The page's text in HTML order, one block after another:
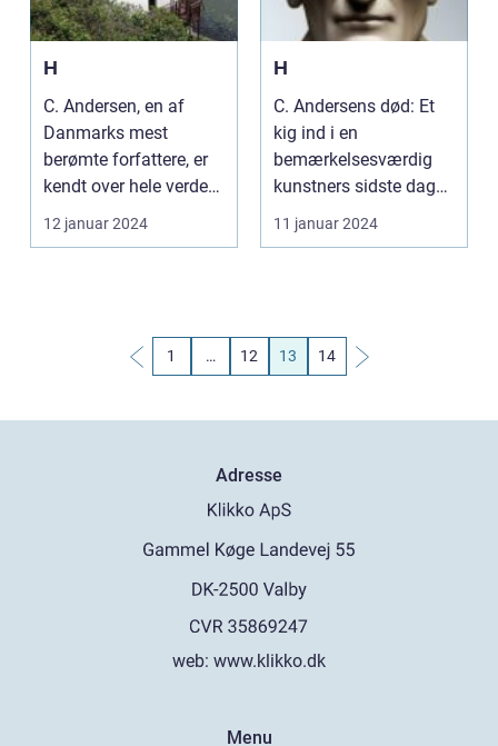
H
C. Andersen, en af
Danmarks mest
berømte forfattere, er
kendt over hele verden
for sine eventyr og s...
12 januar 2024
H
C. Andersens død: Et
kig ind i en
bemærkelsesværdig
kunstners sidste dage
[1] H.C. Andersens død:
E...
11 januar 2024
1 … 12 13 14
Adresse
web: www.klikko.dk
Menu